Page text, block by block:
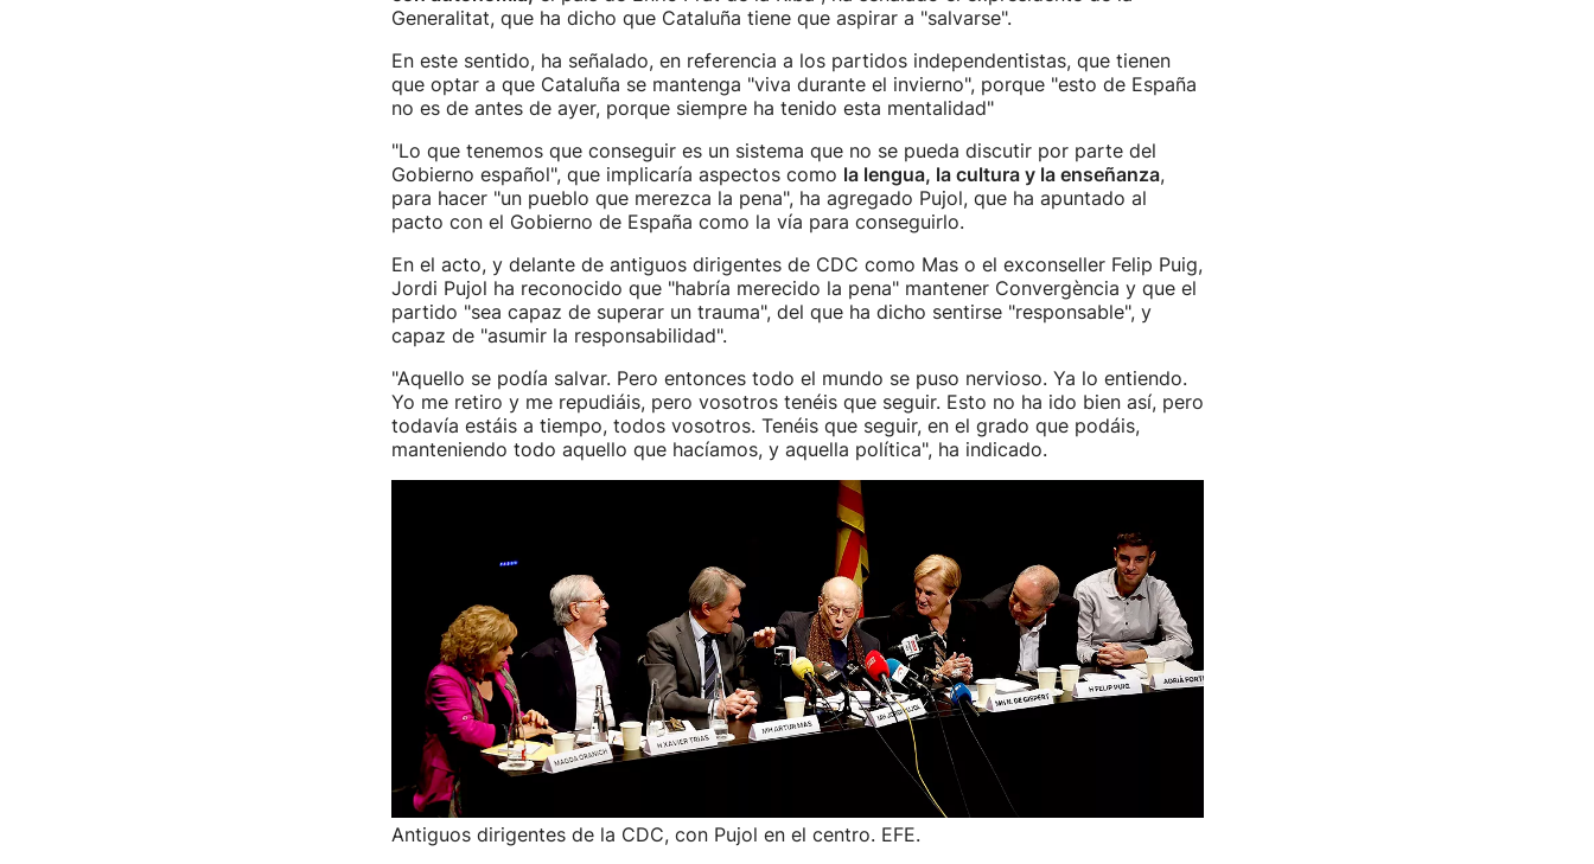
Generalitat, que ha dicho que Cataluña tiene que aspirar a "salvarse".
En este sentido, ha señalado, en referencia a los partidos independentistas, que tienen
que optar a que Cataluña se mantenga "viva durante el invierno", porque "esto de España
no es de antes de ayer, porque siempre ha tenido esta mentalidad"
"Lo que tenemos que conseguir es un sistema que no se pueda discutir por parte del
Gobierno español", que implicaría aspectos como la lengua, la cultura y la enseñanza,
para hacer "un pueblo que merezca la pena", ha agregado Pujol, que ha apuntado al
pacto con el Gobierno de España como la vía para conseguirlo.
En el acto, y delante de antiguos dirigentes de CDC como Mas o el exconseller Felip Puig,
Jordi Pujol ha reconocido que "habría merecido la pena" mantener Convergència y que el
partido "sea capaz de superar un trauma", del que ha dicho sentirse "responsable", y
capaz de "asumir la responsabilidad".
"Aquello se podía salvar. Pero entonces todo el mundo se puso nervioso. Ya lo entiendo.
Yo me retiro y me repudiáis, pero vosotros tenéis que seguir. Esto no ha ido bien así, pero
todavía estáis a tiempo, todos vosotros. Tenéis que seguir, en el grado que podáis,
manteniendo todo aquello que hacíamos, y aquella política", ha indicado.
Antiguos dirigentes de la CDC, con Pujol en el centro. EFE.